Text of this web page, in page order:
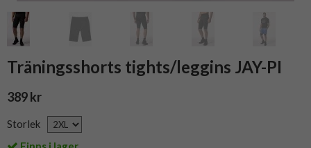
Träningsshorts tights/leggins JAY-PI
389 kr
Storlek